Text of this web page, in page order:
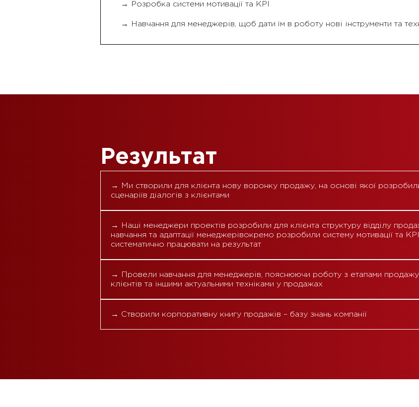
→ Розробка системи мотивації та KPI
→ Навчання для менеджерів, щоб дати їм в роботу нові інструменти та
Результат
→ Ми створили для клієнта нову воронку продажу, на основі якої
сценаріїв діалогів з клієнтами
→ Наші менеджери проектів розробили для клієнта структуру відділу
навчання та адаптації менеджерівокремо розробили систему мотивації та
систематично працювати на результат
→ Провели навчання для менеджерів, пояснюючи роботу з етапами
клієнтів та іншими актуальними техніками у продажах
→ Створили корпоративну книгу продажів – базу знань компанії